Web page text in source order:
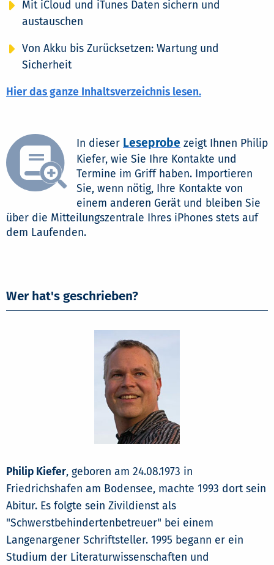
Hier das ganze Inhaltsverzeichnis lesen.
Mit iCloud und iTunes Daten sichern und
austauschen
Von Akku bis Zurücksetzen: Wartung und
Sicherheit
In dieser Leseprobe zeigt Ihnen Philip
Kiefer, wie Sie Ihre Kontakte und
Termine im Griff haben. Importieren
Sie, wenn nötig, Ihre Kontakte von
einem anderen Gerät und bleiben Sie
über die Mitteilungszentrale Ihres iPhones stets auf
dem Laufenden.
Wer hat's geschrieben?
Philip Kiefer, geboren am 24.08.1973 in
Friedrichshafen am Bodensee, machte 1993 dort sein
Abitur. Es folgte sein Zivildienst als
"Schwerstbehindertenbetreuer" bei einem
Langenargener Schriftsteller. 1995 begann er ein
Studium der Literaturwissenschaften und